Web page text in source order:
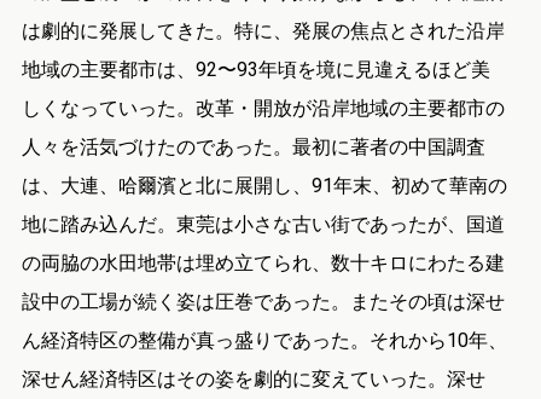
は劇的に発展してきた。特に、発展の焦点とされた沿岸
地域の主要都市は、92〜93年頃を境に見違えるほど美
しくなっていった。改革・開放が沿岸地域の主要都市の
人々を活気づけたのであった。最初に著者の中国調査
は、大連、哈爾濱と北に展開し、91年末、初めて華南の
地に踏み込んだ。東莞は小さな古い街であったが、国道
の両脇の水田地帯は埋め立てられ、数十キロにわたる建
設中の工場が続く姿は圧巻であった。またその頃は深せ
ん経済特区の整備が真っ盛りであった。それから10年、
深せん経済特区はその姿を劇的に変えていった。深せ